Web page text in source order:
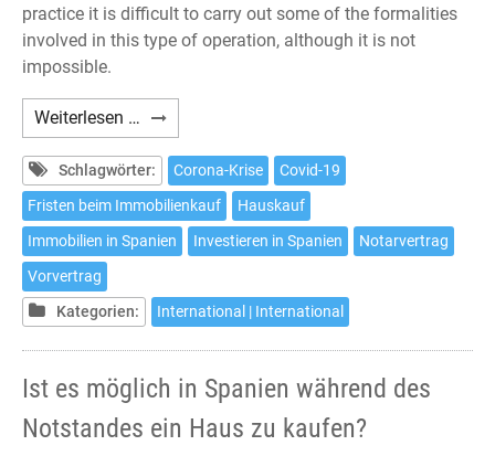
practice it is difficult to carry out some of the formalities
involved in this type of operation, although it is not
impossible.
Weiterlesen … Is
it
possible
to
buy
a
in
Spain
during
the
of
Schlagwörter: Corona-Krise
Covid-19
Fristen beim Immobilienkauf
Hauskauf
Immobilien in Spanien
Investieren in Spanien
Notarvertrag
Vorvertrag
Kategorien:
International | International
Ist es möglich in Spanien während des
Notstandes ein Haus zu kaufen?